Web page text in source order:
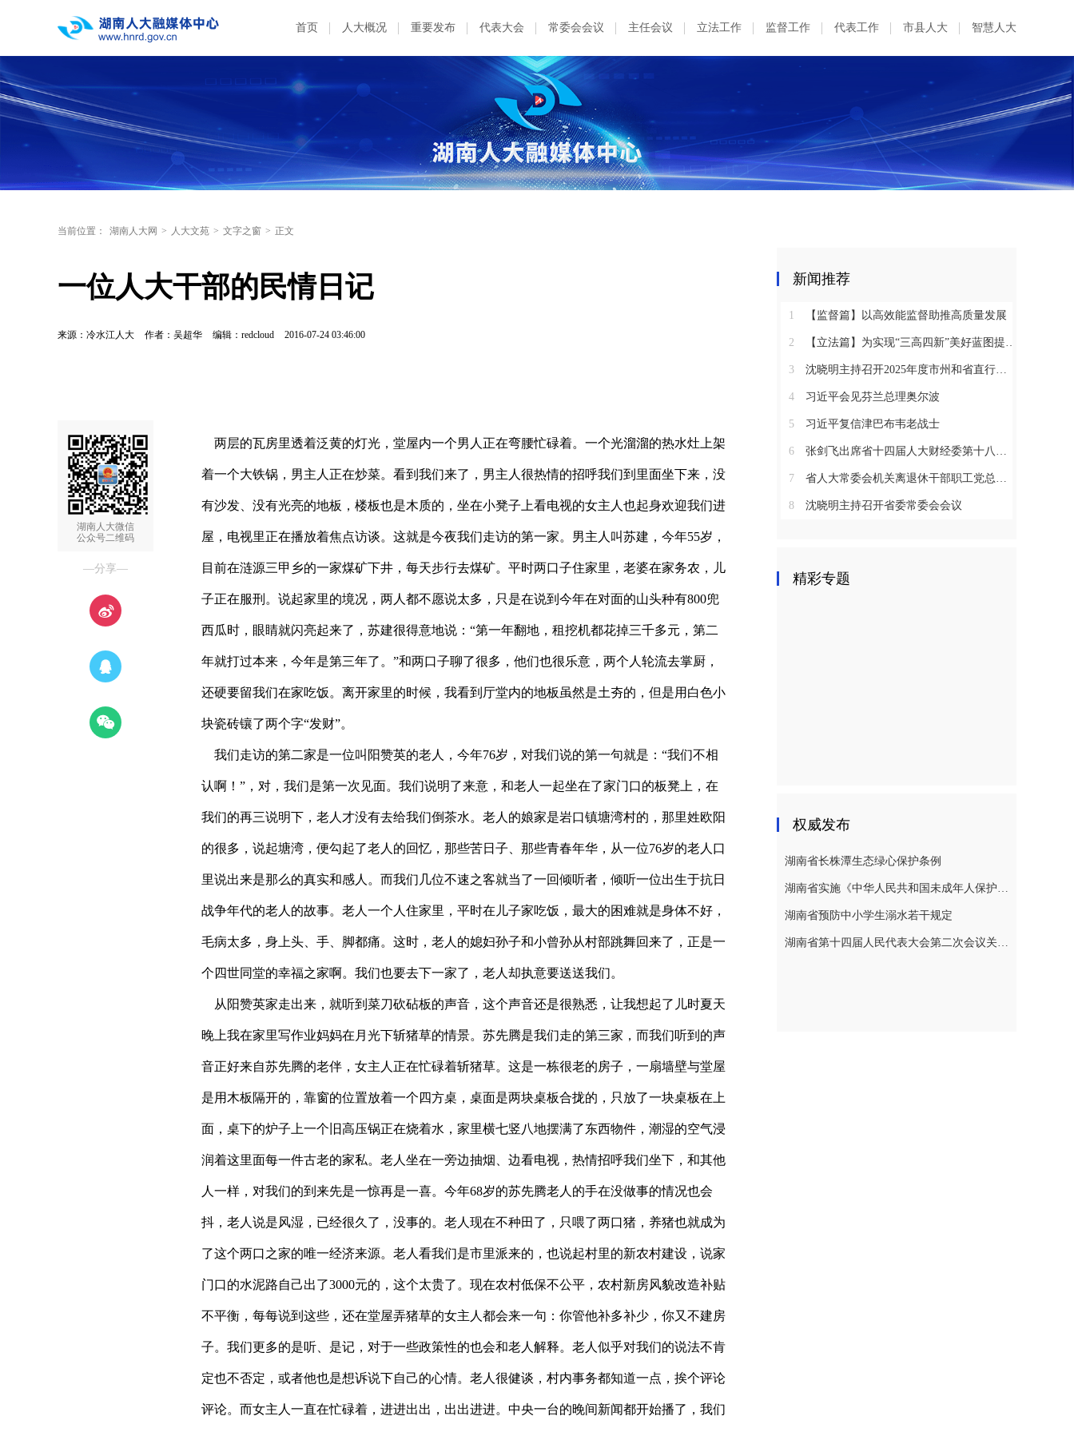
首页 人大概况 重要发布 代表大会 常委会会议 主任会议 立法工作 监督工作 代表工作 市县人大 智慧人大
当前位置： 湖南人大网 > 人大文苑 > 文字之窗 > 正文
一位人大干部的民情日记
来源：冷水江人大 作者：吴超华 编辑：redcloud 2016-07-24 03:46:00
湖南人大微信
公众号二维码
—分享—
两层的瓦房里透着泛黄的灯光，堂屋内一个男人正在弯腰忙碌着。一个光溜溜的热水灶上架
着一个大铁锅，男主人正在炒菜。看到我们来了，男主人很热情的招呼我们到里面坐下来，没
有沙发、没有光亮的地板，楼板也是木质的，坐在小凳子上看电视的女主人也起身欢迎我们进
屋，电视里正在播放着焦点访谈。这就是今夜我们走访的第一家。男主人叫苏建，今年55岁，
目前在涟源三甲乡的一家煤矿下井，每天步行去煤矿。平时两口子住家里，老婆在家务农，儿
子正在服刑。说起家里的境况，两人都不愿说太多，只是在说到今年在对面的山头种有800兜
西瓜时，眼睛就闪亮起来了，苏建很得意地说：“第一年翻地，租挖机都花掉三千多元，第二
年就打过本来，今年是第三年了。”和两口子聊了很多，他们也很乐意，两个人轮流去掌厨，
还硬要留我们在家吃饭。离开家里的时候，我看到厅堂内的地板虽然是土夯的，但是用白色小
块瓷砖镶了两个字“发财”。
我们走访的第二家是一位叫阳赞英的老人，今年76岁，对我们说的第一句就是：“我们不相
认啊！”，对，我们是第一次见面。我们说明了来意，和老人一起坐在了家门口的板凳上，在
我们的再三说明下，老人才没有去给我们倒茶水。老人的娘家是岩口镇塘湾村的，那里姓欧阳
的很多，说起塘湾，便勾起了老人的回忆，那些苦日子、那些青春年华，从一位76岁的老人口
里说出来是那么的真实和感人。而我们几位不速之客就当了一回倾听者，倾听一位出生于抗日
战争年代的老人的故事。老人一个人住家里，平时在儿子家吃饭，最大的困难就是身体不好，
毛病太多，身上头、手、脚都痛。这时，老人的媳妇孙子和小曾孙从村部跳舞回来了，正是一
个四世同堂的幸福之家啊。我们也要去下一家了，老人却执意要送送我们。
从阳赞英家走出来，就听到菜刀砍砧板的声音，这个声音还是很熟悉，让我想起了儿时夏天
晚上我在家里写作业妈妈在月光下斩猪草的情景。苏先腾是我们走的第三家，而我们听到的声
音正好来自苏先腾的老伴，女主人正在忙碌着斩猪草。这是一栋很老的房子，一扇墙壁与堂屋
是用木板隔开的，靠窗的位置放着一个四方桌，桌面是两块桌板合拢的，只放了一块桌板在上
面，桌下的炉子上一个旧高压锅正在烧着水，家里横七竖八地摆满了东西物件，潮湿的空气浸
润着这里面每一件古老的家私。老人坐在一旁边抽烟、边看电视，热情招呼我们坐下，和其他
人一样，对我们的到来先是一惊再是一喜。今年68岁的苏先腾老人的手在没做事的情况也会
抖，老人说是风湿，已经很久了，没事的。老人现在不种田了，只喂了两口猪，养猪也就成为
了这个两口之家的唯一经济来源。老人看我们是市里派来的，也说起村里的新农村建设，说家
门口的水泥路自己出了3000元的，这个太贵了。现在农村低保不公平，农村新房风貌改造补贴
不平衡，每每说到这些，还在堂屋弄猪草的女主人都会来一句：你管他补多补少，你又不建房
子。我们更多的是听、是记，对于一些政策性的也会和老人解释。老人似乎对我们的说法不肯
定也不否定，或者他也是想诉说下自己的心情。老人很健谈，村内事务都知道一点，挨个评论
评论。而女主人一直在忙碌着，进进出出，出出进进。中央一台的晚间新闻都开始播了，我们
新闻推荐
1 【监督篇】以高效能监督助推高质量发展
2 【立法篇】为实现“三高四新”美好蓝图提供坚实法治保障
3 沈晓明主持召开2025年度市州和省直行业系统党（工）委书记抓基层党建工作述职评议会议
4 习近平会见芬兰总理奥尔波
5 习近平复信津巴布韦老战士
6 张剑飞出席省十四届人大财经委第十八次全体会议
7 省人大常委会机关离退休干部职工党总支召开2025年度总结表彰大会
8 沈晓明主持召开省委常委会会议
精彩专题
权威发布
湖南省长株潭生态绿心保护条例
湖南省实施《中华人民共和国未成年人保护法》若干规定
湖南省预防中小学生溺水若干规定
湖南省第十四届人民代表大会第二次会议关于湖南省人民代表大会常务委员会工作报告的决议